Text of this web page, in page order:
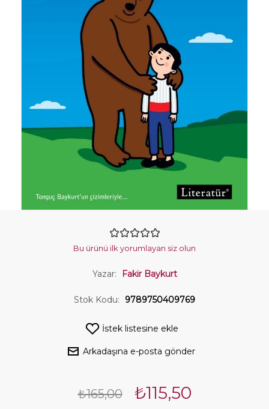
Bu ürünü ilk yorumlayan siz olun
Yazar: Fakir Baykurt
Stok Kodu: 9789750409769
İstek listesine ekle
Arkadaşına e-posta gönder
₺165,00 ₺115,50